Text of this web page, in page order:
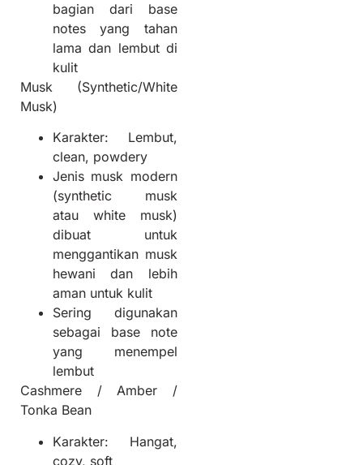
bagian dari base
notes yang tahan
lama dan lembut di
kulit
Musk (Synthetic/White
Musk)
Karakter: Lembut,
clean, powdery
Jenis musk modern
(synthetic musk
atau white musk)
dibuat untuk
menggantikan musk
hewani dan lebih
aman untuk kulit
Sering digunakan
sebagai base note
yang menempel
lembut
Cashmere / Amber /
Tonka Bean
Karakter: Hangat,
cozy, soft